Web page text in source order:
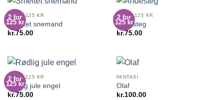
2 for
125 kr
2 FOR 125 KR
Smeltet snemand
kr.75.00
2 for
125 kr
2 FOR 125 KR
Andesteg
kr.75.00
2 for
125 kr
2 FOR 125 KR
Rødlig jule engel
kr.75.00
FANTASI
Olaf
kr.100.00